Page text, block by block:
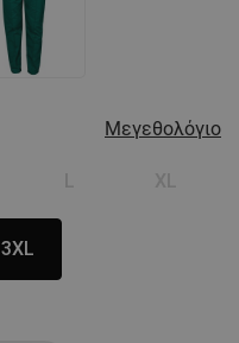
Μεγεθολόγιο
3XL